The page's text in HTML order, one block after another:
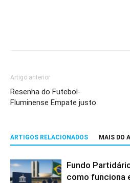
Artigo anterior
Resenha do Futebol-
Fluminense Empate justo
ARTIGOS RELACIONADOS MAIS DO
Fundo
como funciona